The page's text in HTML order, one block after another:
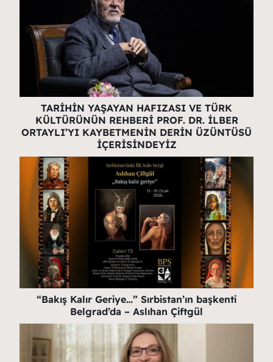
TARİHİN YAŞAYAN HAFIZASI VE TÜRK
KÜLTÜRÜNÜN REHBERİ PROF. DR. İLBER
ORTAYLI’YI KAYBETMENİN DERİN ÜZÜNTÜSÜ
İÇERİSİNDEYİZ
“Bakış Kalır Geriye…” Sırbistan’ın başkenti
Belgrad’da – Aslıhan Çiftgül